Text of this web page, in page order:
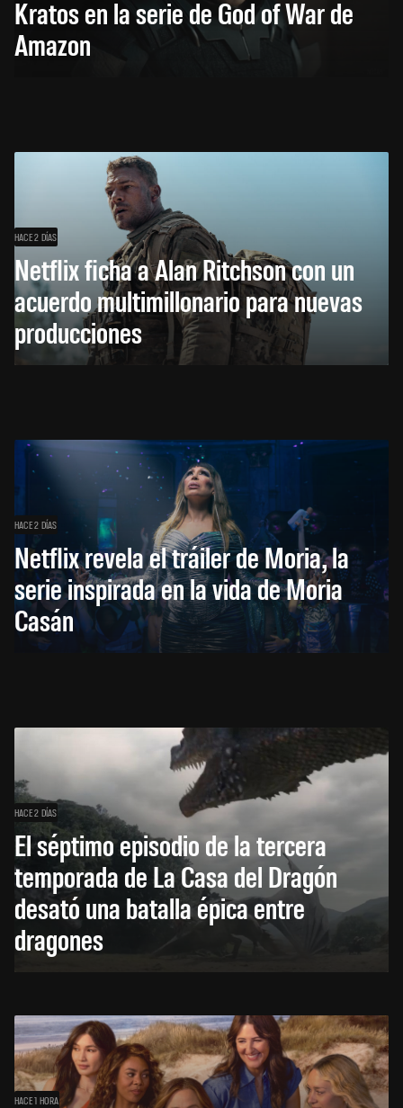
Kratos en la serie de God of War de
Amazon
HACE 2 DÍAS
Netflix ficha a Alan Ritchson con un
acuerdo multimillonario para nuevas
producciones
HACE 2 DÍAS
Netflix revela el tráiler de Moria, la
serie inspirada en la vida de Moria
Casán
HACE 2 DÍAS
El séptimo episodio de la tercera
temporada de La Casa del Dragón
desató una batalla épica entre
dragones
HACE 1 HORA